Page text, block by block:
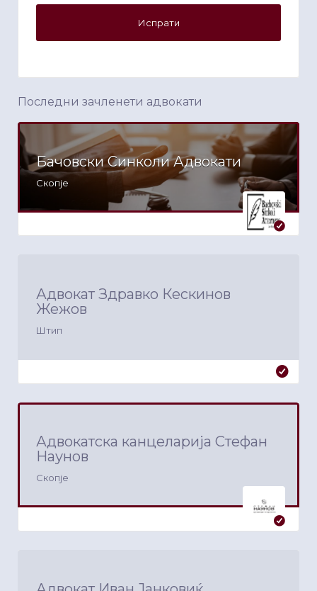
Последни зачленети адвокати
Бачовски Синколи Адвокати
Скопје
Адвокат Здравко Кескинов
Жежов
Штип
Адвокатска канцеларија Стефан
Наунов
Скопје